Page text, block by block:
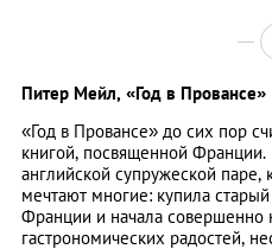
Питер Мейл, «Год в Провансе»
«Год в Провансе» до сих пор
книгой, посвященной Франции.
английской супружеской паре,
мечтают многие: купила
Франции и начала совершенно
гастрономических радостей,